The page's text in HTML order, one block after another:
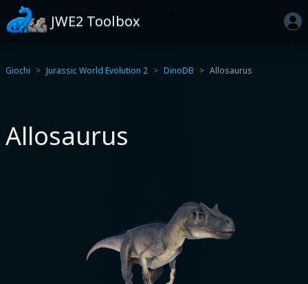
JWE2 Toolbox
Giochi Jurassic World Evolution 2 DinoDB Allosaurus
Allosaurus